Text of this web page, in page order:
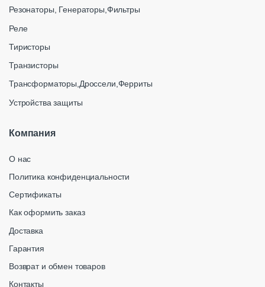
Резонаторы, Генераторы,Фильтры
Реле
Тиристоры
Транзисторы
Трансформаторы,Дроссели,Ферриты
Устройства защиты
Компания
О нас
Политика конфиденциальности
Сертификаты
Как оформить заказ
Доставка
Гарантия
Возврат и обмен товаров
Контакты